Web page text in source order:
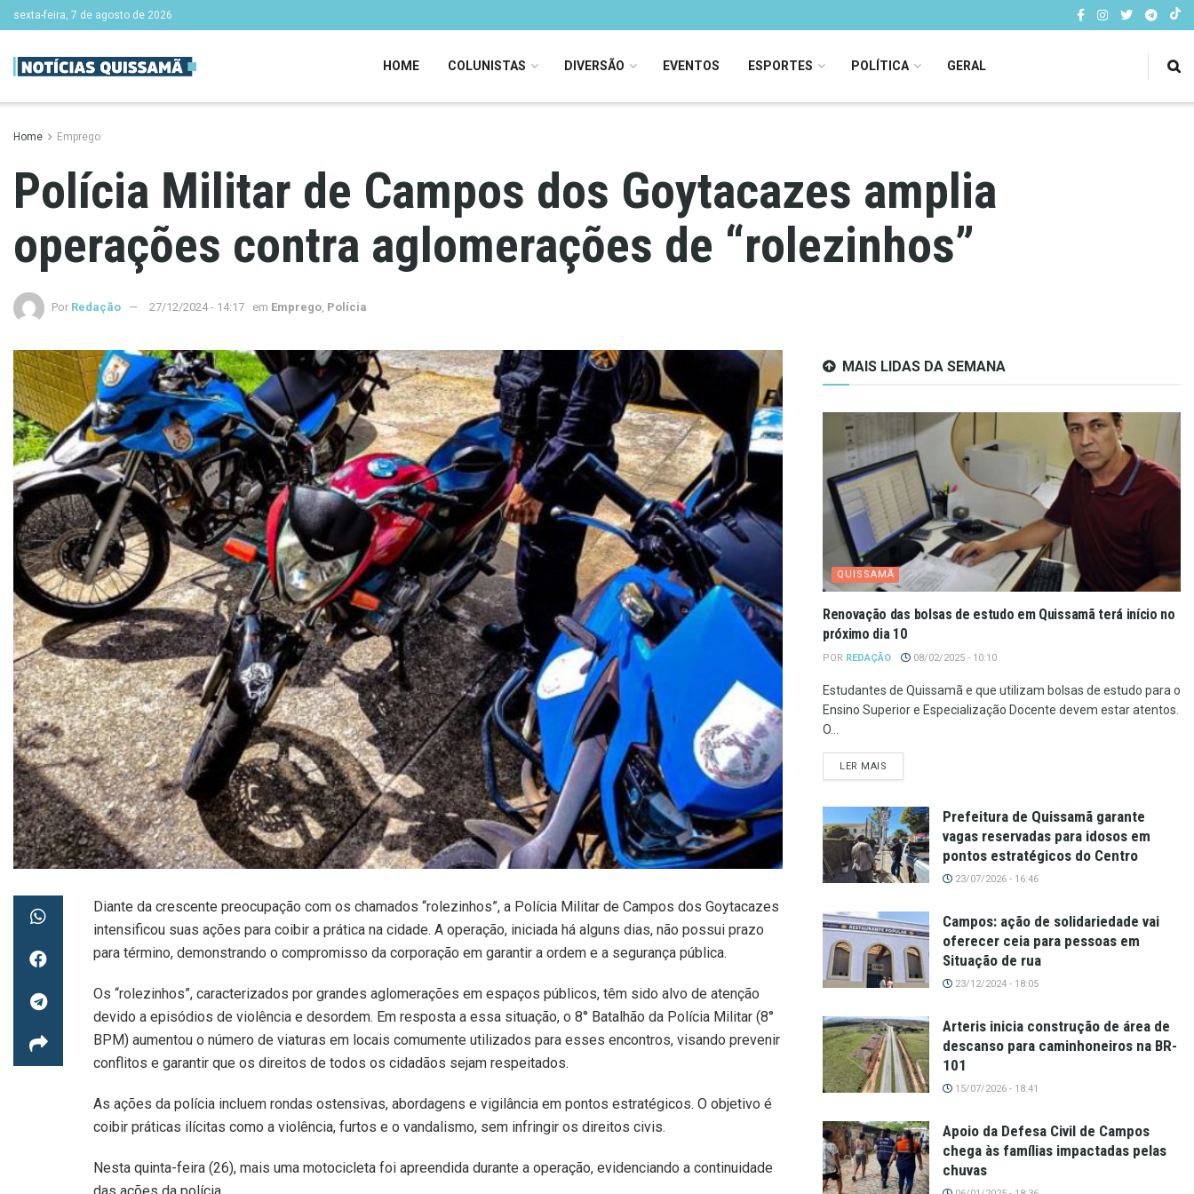
sexta-feira, 7 de agosto de 2026
HOME COLUNISTAS DIVERSÃO EVENTOS ESPORTES POLÍTICA GERAL
Home Emprego
Polícia Militar de Campos dos Goytacazes amplia
operações contra aglomerações de “rolezinhos”
Por Redação 27/12/2024 - 14:17 em Emprego, Polícia
Diante da crescente preocupação com os chamados “rolezinhos”, a Polícia Militar de Campos dos Goytacazes
intensificou suas ações para coibir a prática na cidade. A operação, iniciada há alguns dias, não possui prazo
para término, demonstrando o compromisso da corporação em garantir a ordem e a segurança pública.
Os “rolezinhos”, caracterizados por grandes aglomerações em espaços públicos, têm sido alvo de atenção
devido a episódios de violência e desordem. Em resposta a essa situação, o 8° Batalhão da Polícia Militar (8°
BPM) aumentou o número de viaturas em locais comumente utilizados para esses encontros, visando prevenir
conflitos e garantir que os direitos de todos os cidadãos sejam respeitados.
As ações da polícia incluem rondas ostensivas, abordagens e vigilância em pontos estratégicos. O objetivo é
coibir práticas ilícitas como a violência, furtos e o vandalismo, sem infringir os direitos civis.
Nesta quinta-feira (26), mais uma motocicleta foi apreendida durante a operação, evidenciando a continuidade
MAIS LIDAS DA SEMANA
QUISSAMÃ
Renovação das bolsas de estudo em Quissamã terá início no
próximo dia 10
POR REDAÇÃO 08/02/2025 - 10:10
Estudantes de Quissamã e que utilizam bolsas de estudo para o
Ensino Superior e Especialização Docente devem estar atentos.
O...
LER MAIS
Prefeitura de Quissamã garante
vagas reservadas para idosos em
pontos estratégicos do Centro
23/07/2026 - 16:46
Campos: ação de solidariedade vai
oferecer ceia para pessoas em
Situação de rua
23/12/2024 - 18:05
Arteris inicia construção de área de
descanso para caminhoneiros na BR-
101
15/07/2026 - 18:41
Apoio da Defesa Civil de Campos
chega às famílias impactadas pelas
chuvas